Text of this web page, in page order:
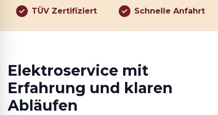
TÜV Zertifiziert Schnelle Anfahrt
Elektroservice mit
Erfahrung und klaren
Abläufen